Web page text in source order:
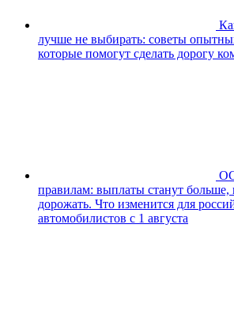
лучше не выбирать: советы
которые помогут сделать дорогу
правилам: выплаты станут больше,
дорожать. Что изменится для
автомобилистов с 1 августа